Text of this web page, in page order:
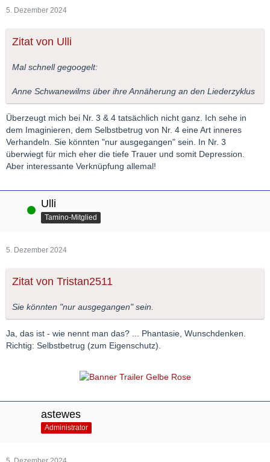
5. Dezember 2024
Zitat von Ulli
Mal schnell gegoogelt:
Anne Schwanewilms über ihre Annäherung an den Liederzyklus
Überzeugt mich bei Nr. 3 & 4 tatsächlich nicht ganz. Ich sehe in
dem Imaginieren, dem Selbstbetrug von Nr. 4 eine Art inneres
Verhandeln. Sie könnten "nur ausgegangen" sein. In Nr. 3
überwiegt für mich eher die tiefe Trauer und somit Depression.
Aber interessante Verknüpfung allemal!
Online Ulli
Tamino-Mitglied
5. Dezember 2024
Zitat von Tristan2511
Sie könnten "nur ausgegangen" sein.
Ja, das ist - wie nennt man das? ... Phantasie, Wunschdenken.
Richtig: Selbstbetrug (zum Eigenschutz).
astewes
Administrator